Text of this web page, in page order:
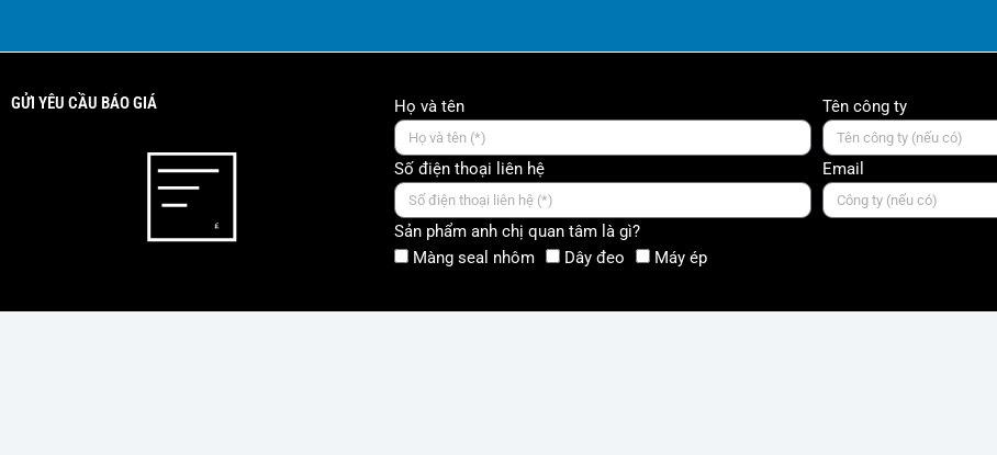
GỬI YÊU CẦU BÁO GIÁ Họ và tên Tên công ty
Số điện thoại liên hệ Email
Sản phẩm anh chị quan tâm là gì?
Màng seal nhôm
Dây đeo Máy ép